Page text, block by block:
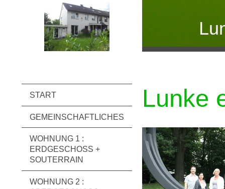
START
GEMEINSCHAFTLICHES
WOHNUNG 1 :
ERDGESCHOSS +
SOUTERRAIN
WOHNUNG 2 :
Lunke